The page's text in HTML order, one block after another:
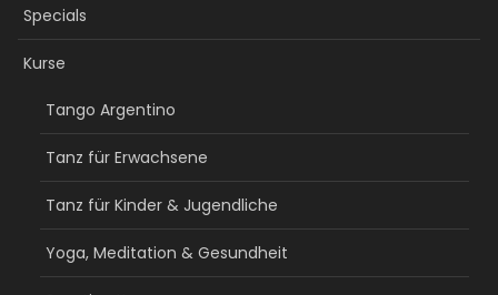
Specials
Kurse
Tango Argentino
Tanz für Erwachsene
Tanz für Kinder & Jugendliche
Yoga, Meditation & Gesundheit